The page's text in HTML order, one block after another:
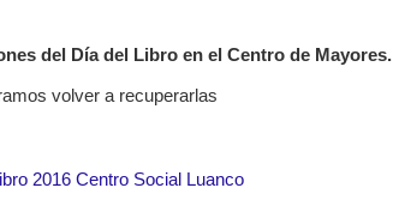
del Día del Libro en el Centro de Mayores.
volver a recuperarlas
2016 Centro Social Luanco